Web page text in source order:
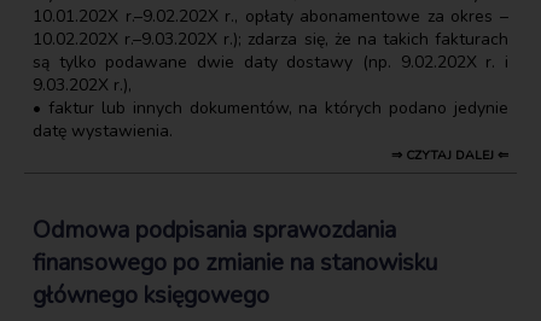
10.01.202X r.–9.02.202X r., opłaty abonamentowe za okres –
10.02.202X r.–9.03.202X r.); zdarza się, że na takich fakturach
są tylko podawane dwie daty dostawy (np. 9.02.202X r. i
9.03.202X r.),
• faktur lub innych dokumentów, na których podano jedynie
datę wystawienia.
⇒ CZYTAJ DALEJ ⇐
Odmowa podpisania sprawozdania
finansowego po zmianie na stanowisku
głównego księgowego